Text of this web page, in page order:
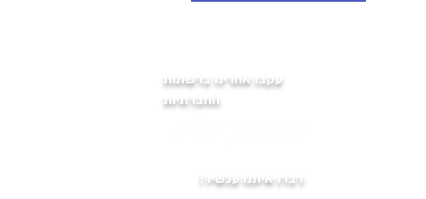
עקבו אחרינו ברשתות
החברתיות
דברו איתנו עכשיו !